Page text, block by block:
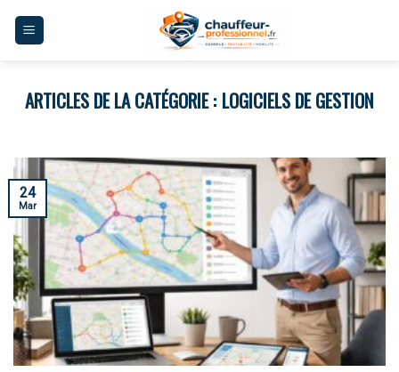
LOGICIELS DE GESTION
24
Mar